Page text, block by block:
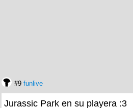
#9 funlive
Jurassic Park en su playera :3